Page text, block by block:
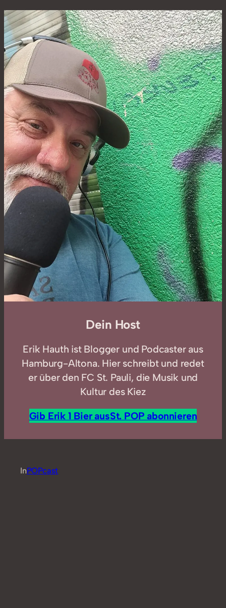
Dein Host
Erik Hauth ist Blogger und Podcaster aus
Hamburg-Altona. Hier schreibt und redet
er über den FC St. Pauli, die Musik und
Kultur des Kiez
Gib Erik 1 Bier ausSt. POP abonnieren
InPOPcast